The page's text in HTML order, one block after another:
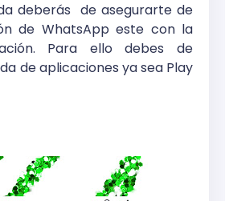
deberás de asegurarte de
de WhatsApp este con la
Para ello debes de
de aplicaciones ya sea Play